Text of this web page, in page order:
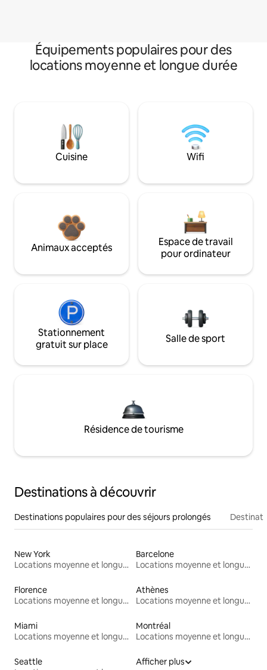
Équipements populaires pour des
locations moyenne et longue durée
Cuisine Wifi
Animaux acceptés
Espace de travail
pour ordinateur
Stationnement
gratuit sur place
Salle de sport
Résidence de tourisme
Destinations à découvrir
Destinations populaires pour des séjours prolongés
New York
Locations moyenne et longue durée
Barcelone
Locations moyenne et longue durée
Florence
Locations moyenne et longue durée
Athènes
Locations moyenne et longue durée
Miami
Locations moyenne et longue durée
Montréal
Locations moyenne et longue durée
Seattle
Afficher plus